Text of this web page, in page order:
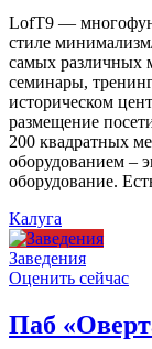
LofT9 —
стиле
самых различных
семинары,
историческом
размещение
200 квадратных
оборудованием –
оборудование.
Калуга
Заведения
Оценить сейчас
Паб